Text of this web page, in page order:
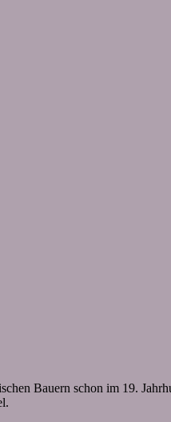
Bauern schon im 19.